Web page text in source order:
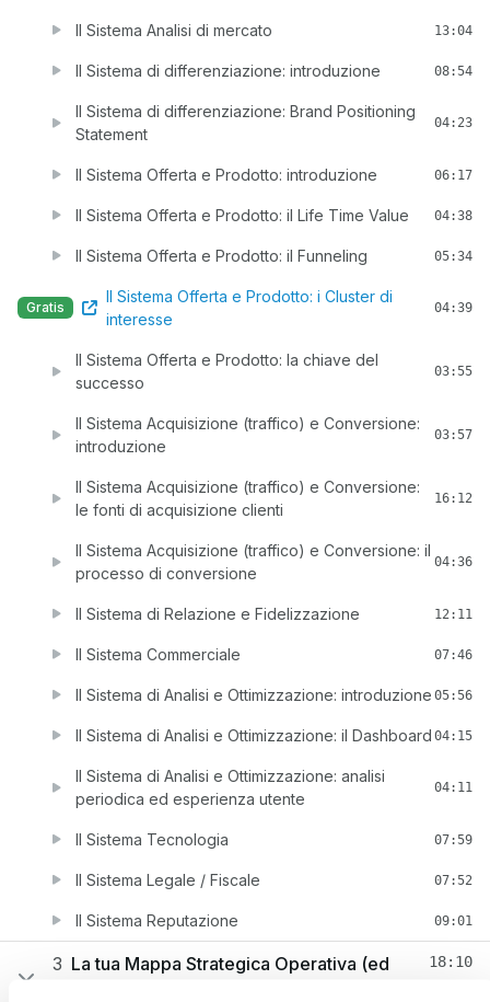
Il Sistema Analisi di mercato 13:04
Il Sistema di differenziazione: introduzione 08:54
Il Sistema di differenziazione: Brand Positioning
Statement
04:23
Il Sistema Offerta e Prodotto: introduzione 06:17
Il Sistema Offerta e Prodotto: il Life Time Value 04:38
Il Sistema Offerta e Prodotto: il Funneling 05:34
Gratis
Il Sistema Offerta e Prodotto: i Cluster di
interesse
04:39
Il Sistema Offerta e Prodotto: la chiave del
successo
03:55
Il Sistema Acquisizione (traffico) e Conversione:
introduzione
03:57
Il Sistema Acquisizione (traffico) e Conversione:
le fonti di acquisizione clienti
16:12
Il Sistema Acquisizione (traffico) e Conversione: il
processo di conversione
04:36
Il Sistema di Relazione e Fidelizzazione 12:11
Il Sistema Commerciale 07:46
Il Sistema di Analisi e Ottimizzazione: introduzione 05:56
Il Sistema di Analisi e Ottimizzazione: il Dashboard 04:15
Il Sistema di Analisi e Ottimizzazione: analisi
periodica ed esperienza utente
04:11
Il Sistema Tecnologia 07:59
Il Sistema Legale / Fiscale 07:52
Il Sistema Reputazione 09:01
3 La tua Mappa Strategica Operativa (ed
18:10